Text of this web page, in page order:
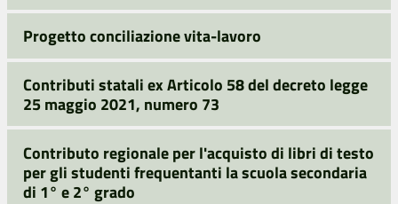
Progetto conciliazione vita-lavoro
Contributi statali ex Articolo 58 del decreto legge
25 maggio 2021, numero 73
Contributo regionale per l'acquisto di libri di testo
per gli studenti frequentanti la scuola secondaria
di 1° e 2° grado